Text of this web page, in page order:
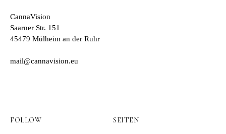
CannaVision
Saarner Str. 151
45479 Mülheim an der Ruhr
mail@cannavision.eu
FOLLOW SEITEN